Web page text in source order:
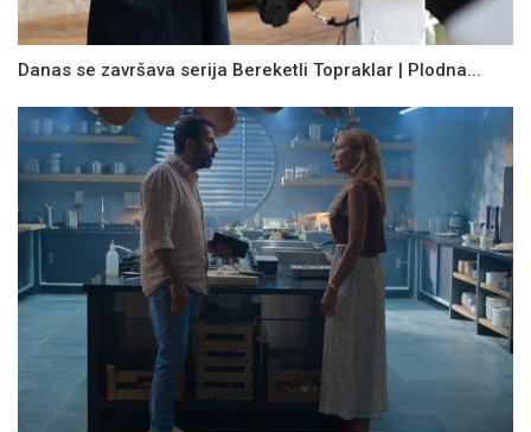
Danas se završava serija Bereketli Topraklar | Plodna...